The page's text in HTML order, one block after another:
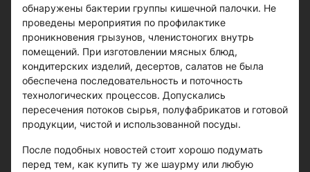
обнаружены бактерии группы кишечной палочки. Не
проведены мероприятия по профилактике
проникновения грызунов, членистоногих внутрь
помещений. При изготовлении мясных блюд,
кондитерских изделий, десертов, салатов не была
обеспечена последовательность и поточность
технологических процессов. Допускались
пересечения потоков сырья, полуфабрикатов и готовой
продукции, чистой и использованной посуды.
После подобных новостей стоит хорошо подумать
перед тем, как купить ту же шаурму или любую